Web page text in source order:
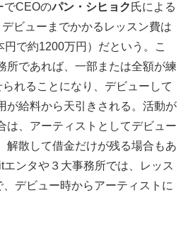
でCEOのパン・シヒョク 氏による
ビューまでかかるレッスン費は
で約1200万円）だという。こ
所であれば、一部または全額が練
られることになり、デビューして
が給料から天引きされる。活動が
は、アーティストとしてデビュー
解散して借金だけが残る場合もあ
ンタや３大事務所では、レッス
デビュー時からアーティストに